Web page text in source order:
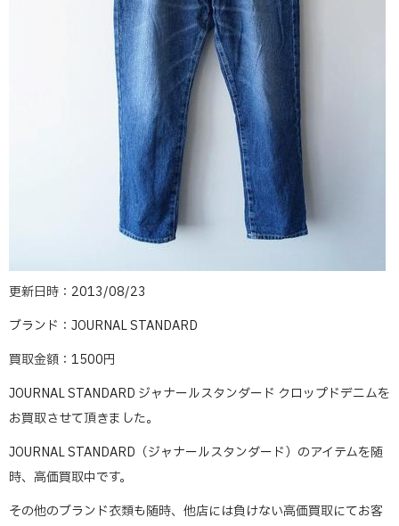
更新日時：2013/08/23
ブランド：JOURNAL STANDARD
買取金額：1500円
JOURNAL STANDARD ジャナールスタンダード クロップドデニムを
お買取させて頂きました。
JOURNAL STANDARD（ジャナールスタンダード）のアイテムを随
時、高価買取中です。
その他のブランド衣類も随時、他店には負けない高価買取にてお客